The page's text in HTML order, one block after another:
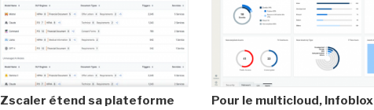
Zscaler étend sa plateforme
Pour le multicloud, Infoblox